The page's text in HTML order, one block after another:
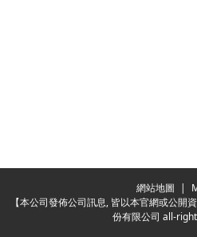
網站地圖 |
【本公司發佈公司訊息, 皆以本官網或公
份有限公司 all-